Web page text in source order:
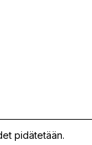
pidätetään.